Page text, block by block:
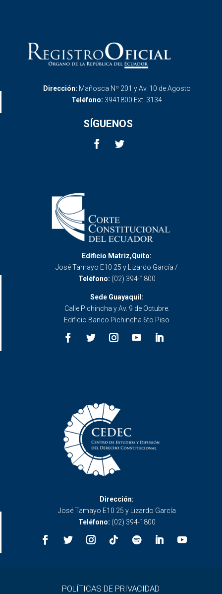
Dirección: Mañosca Nº 201 y Av. 10 de Agosto
Teléfono: 3941800 Ext. 3134
SÍGUENOS
Edificio Matriz,Quito:
José Tamayo E10 25 y Lizardo García /
Teléfono: (02) 394-1800
Sede Guayaquil:
Calle Pichincha y Av. 9 de Octubre.
Edificio Banco Pichincha 6to Piso
Dirección:
José Tamayo E10 25 y Lizardo García
Teléfono: (02) 394-1800
POLÍTICAS DE PRIVACIDAD